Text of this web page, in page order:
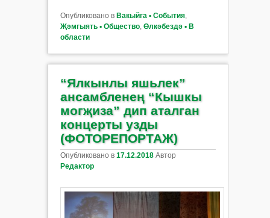
Опубликовано в Вакыйга ▪ События,
Җәмгыять ▪ Общество, Өлкәбездә ▪ В
области
“Ялкынлы яшьлек”
ансамбленең “Кышкы
могҗиза” дип аталган
концерты узды
(ФОТОРЕПОРТАЖ)
Опубликовано в 17.12.2018 Автор
Редактор